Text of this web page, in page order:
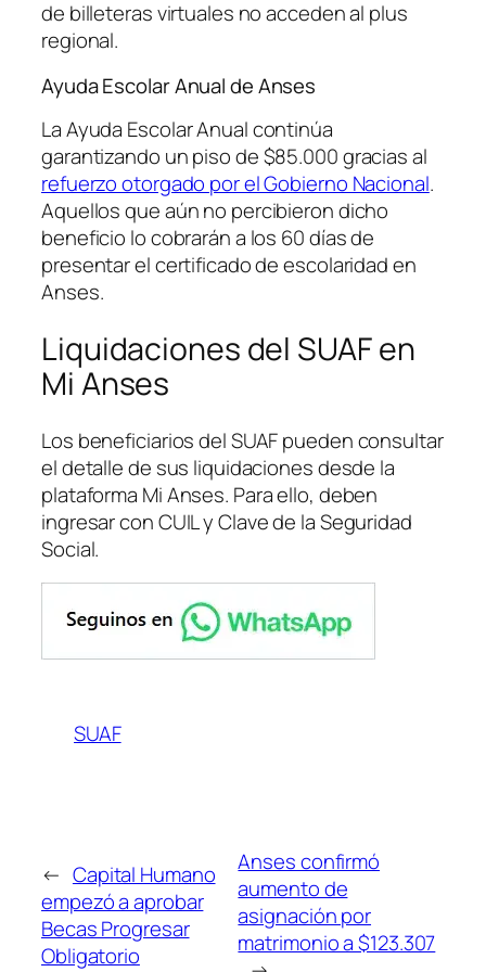
de billeteras virtuales no acceden al plus
regional.
Ayuda Escolar Anual de Anses
La Ayuda Escolar Anual continúa
garantizando un piso de $85.000 gracias al
refuerzo otorgado por el Gobierno Nacional.
Aquellos que aún no percibieron dicho
beneficio lo cobrarán a los 60 días de
presentar el certificado de escolaridad en
Anses.
Liquidaciones del SUAF en
Mi Anses
Los beneficiarios del SUAF pueden consultar
el detalle de sus liquidaciones desde la
plataforma Mi Anses. Para ello, deben
ingresar con CUIL y Clave de la Seguridad
Social.
SUAF
← Capital Humano
empezó a aprobar
Becas Progresar
Obligatorio
Anses confirmó
aumento de
asignación por
matrimonio a $123.307